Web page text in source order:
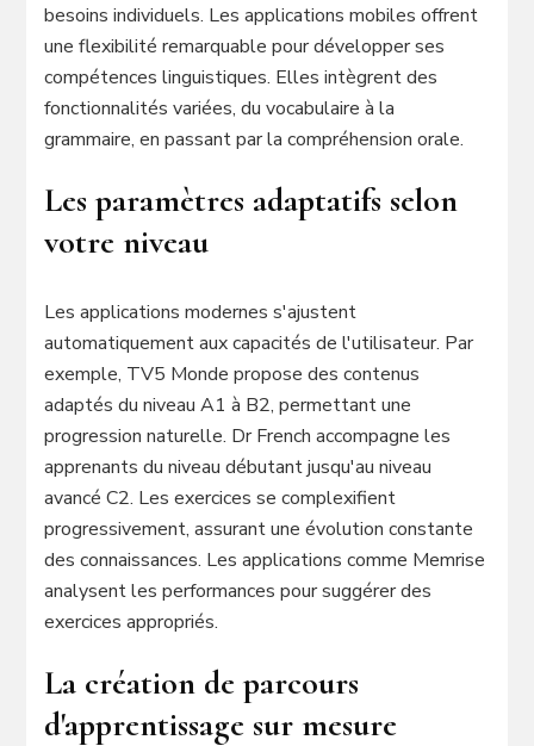
besoins individuels. Les applications mobiles offrent
une flexibilité remarquable pour développer ses
compétences linguistiques. Elles intègrent des
fonctionnalités variées, du vocabulaire à la
grammaire, en passant par la compréhension orale.
Les paramètres adaptatifs selon
votre niveau
Les applications modernes s'ajustent
automatiquement aux capacités de l'utilisateur. Par
exemple, TV5 Monde propose des contenus
adaptés du niveau A1 à B2, permettant une
progression naturelle. Dr French accompagne les
apprenants du niveau débutant jusqu'au niveau
avancé C2. Les exercices se complexifient
progressivement, assurant une évolution constante
des connaissances. Les applications comme Memrise
analysent les performances pour suggérer des
exercices appropriés.
La création de parcours
d'apprentissage sur mesure